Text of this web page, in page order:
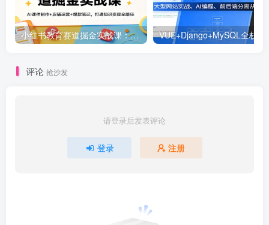
小红书教育赛道掘金实战课：AI课件制作+店铺运营+爆款笔记，打通知识变现全路径
评论 抢沙发
请登录后发表评论
登录 注册